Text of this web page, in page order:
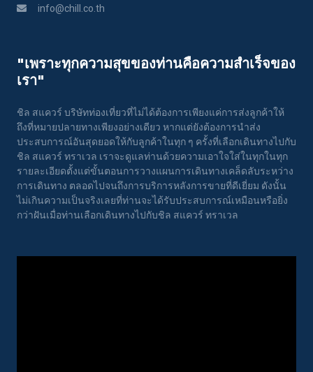
info@chill.co.th
"เพราะทุกความสุขของท่านคือความสําเร็จของ
เรา"
ชิล สแควร์ บริษัทท่องเที่ยวที่ไม่ได้ต้องการเพียงแค่การส่งลูกค้าให้
ถึงที่หมายปลายทางเพียงอย่างเดียว หากแต่ยังต้องการนำส่ง
ประสบการณ์อันสุดยอดให้กับลูกค้าในทุก ๆ ครั้งที่เลือกเดินทางไปกับ
ชิล สแควร์ ทราเวล เราจะดูแลท่านด้วยความเอาใจใส่ในทุกในทุก
รายละเอียดตั้งแต่ขั้นตอนการวางแผนการเดินทางเคล็ดลับระหว่าง
การเดินทาง ตลอดไปจนถึงการบริการหลังการขายที่ดีเยี่ยม ดังนั้น
ไม่เกินความเป็นจริงเลยที่ท่านจะได้รับประสบการณ์เหมือนหรือยิ่ง
กว่าฝันเมื่อท่านเลือกเดินทางไปกับชิล สแควร์ ทราเวล